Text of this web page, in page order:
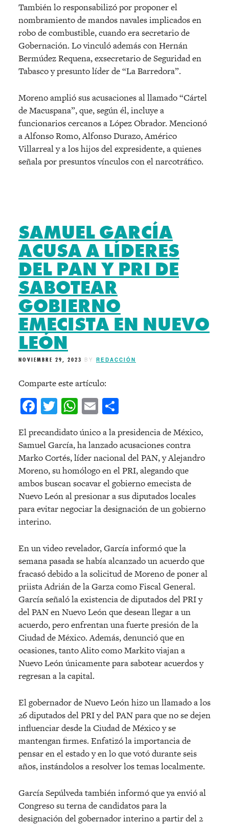
También lo responsabilizó por proponer el
nombramiento de mandos navales implicados en
robo de combustible, cuando era secretario de
Gobernación. Lo vinculó además con Hernán
Bermúdez Requena, exsecretario de Seguridad en
Tabasco y presunto líder de “La Barredora”.
Moreno amplió sus acusaciones al llamado “Cártel
de Macuspana”, que, según él, incluye a
funcionarios cercanos a López Obrador. Mencionó
a Alfonso Romo, Alfonso Durazo, Américo
Villarreal y a los hijos del expresidente, a quienes
señala por presuntos vínculos con el narcotráfico.
SAMUEL GARCÍA
ACUSA A LÍDERES
DEL PAN Y PRI DE
SABOTEAR
GOBIERNO
EMECISTA EN NUEVO
LEÓN
NOVIEMBRE 29, 2023 BY REDACCIÓN
Comparte este artículo:
Facebook
Twitter
WhatsApp
Email
El precandidato único a la presidencia de México,
Samuel García, ha lanzado acusaciones contra
Marko Cortés, líder nacional del PAN, y Alejandro
Moreno, su homólogo en el PRI, alegando que
ambos buscan socavar el gobierno emecista de
Nuevo León al presionar a sus diputados locales
para evitar negociar la designación de un gobierno
interino.
En un video revelador, García informó que la
semana pasada se había alcanzado un acuerdo que
fracasó debido a la solicitud de Moreno de poner al
priista Adrián de la Garza como Fiscal General.
García señaló la existencia de diputados del PRI y
del PAN en Nuevo León que desean llegar a un
acuerdo, pero enfrentan una fuerte presión de la
Ciudad de México. Además, denunció que en
ocasiones, tanto Alito como Markito viajan a
Nuevo León únicamente para sabotear acuerdos y
regresan a la capital.
El gobernador de Nuevo León hizo un llamado a los
26 diputados del PRI y del PAN para que no se dejen
influenciar desde la Ciudad de México y se
mantengan firmes. Enfatizó la importancia de
pensar en el estado y en lo que votó durante seis
años, instándolos a resolver los temas localmente.
García Sepúlveda también informó que ya envió al
Congreso su terna de candidatos para la
designación del gobernador interino a partir del 2